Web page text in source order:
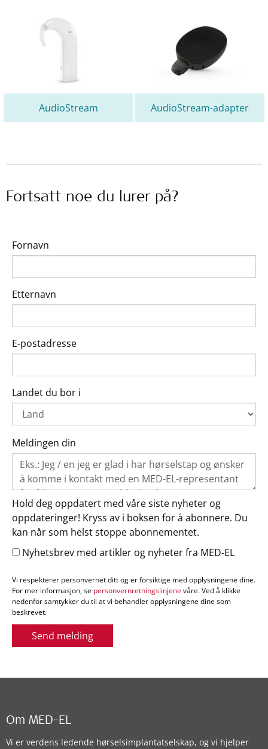
AudioStream AudioStream-adapter
Fortsatt noe du lurer på?
Fornavn
Etternavn
E-postadresse
Landet du bor i
Meldingen din
Hold deg oppdatert med våre siste nyheter og
oppdateringer! Kryss av i boksen for å abonnere. Du
kan når som helst stoppe abonnementet.
Nyhetsbrev med artikler og nyheter fra MED-EL
Vi respekterer personvernet ditt og er forsiktige med opplysningene dine.
For mer informasjon, se personvernretningslinjene våre. Ved å klikke
nedenfor samtykker du til at vi behandler opplysningene dine som
beskrevet.
Send melding
Om MED-EL
Vi er verdens ledende hørselsimplantatselskap, og vi hjelper